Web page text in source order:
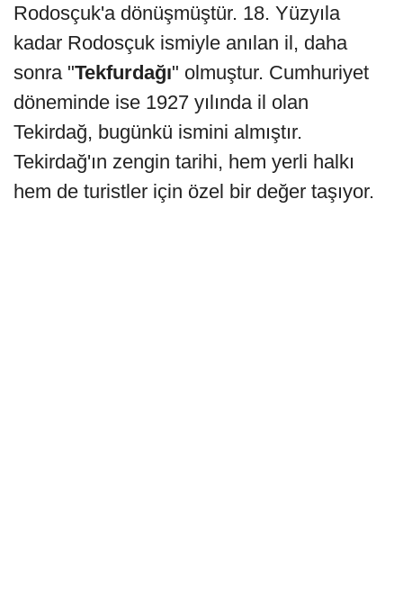
Rodosçuk'a dönüşmüştür. 18. Yüzyıla
kadar Rodosçuk ismiyle anılan il, daha
sonra "Tekfurdağı" olmuştur. Cumhuriyet
döneminde ise 1927 yılında il olan
Tekirdağ, bugünkü ismini almıştır.
Tekirdağ'ın zengin tarihi, hem yerli halkı
hem de turistler için özel bir değer taşıyor.